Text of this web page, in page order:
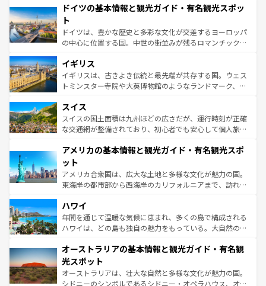
せる。地方によって風土や気候が異なるスペインはその個
ンテンツ一覧 を参照してほしい。
で、幅広い魅力が詰まっている。華麗な宮殿、歴史的な大
聖堂、美しいビーチ、そして豊かな自然が、訪れる者を心
から魅了する。また、フランスは美食の国としても知ら
れ、フランス料理はユネスコ無形文化遺産にも登録されて
香り高いラベンダー畑など、多彩な楽しみ方が可能だ。さ
らに、パリ以外の地域にも魅力が溢れており、どの街角に
も豊かな歴史と文化が息づいている。パリ以外の個性あふ
を参照してほしい。
ドイツの基本情報と観光ガイド・有名観光スポッ
ト
ドイツは、豊かな歴史と多彩な文化が交差するヨーロッパ
の中心に位置する国。中世の街並みが残るロマンチック街
顔を持つこの国は、どこを歩いても飽きることがない。ベ
ルリンの文化的活気、バイエルン州のアルプスの絶景、そ
してライン川沿いのワイン畑といった風景は必見。ビール
は、お酒好きな人にはぜひ体験してほしい。 なお、新着の
ドイツ情報はコンテンツ一覧を参照してほしい。
イギリス
イギリスは、古きよき伝統と最先端が共存する国。ウェス
トミンスター寺院や大英博物館のようなランドマーク、歴
リアごとに異なる魅力がある。また、優雅なアフタヌーン
ティー、ビール好きにはたまらない英国パブ、サッカー観
戦など、本場だからこそできる体験も豊富。イギリスを旅
ンツ一覧を参照してほしい。
スイス
スイスの国土面積は九州ほどの広さだが、運行時刻が正確
な交通網が整備されており、初心者でも安心して個人旅行
の建物がそのまま残る町や、スイスならではのユニークな
博物館もあり、アルプス観光だけでなく町歩きも満喫する
ことができる。国民の所得が高いため物価も高いが、旅行
者向けの交通パス提供のサービスもあり、うまく活用すれ
着のスイス情報は
アメリカの基本情報と観光ガイド・有名観光スポ
ット
アメリカ合衆国は、広大な土地と多様な文化が魅力の国。
東海岸の都市部から西海岸のカリフォルニアまで、訪れる
のような巨大都市は、観光、ショッピング、エンターテイ
ンメントが詰まった刺激的なスポットだ。一方、アメリカ
西部には大自然が広がり、グランドキャニオンやイエロー
部のニューオーリンズでは、音楽と美食が融合した独特の
文化が魅力。旅行者はアメリカの各地域で異なる魅力を楽
しみながら、その多様性と豊かな歴史を感じることができ
るだろう。車でのロードトリップや列車の旅も、アメリカ
ハワイ
年間を通じて温暖な気候に恵まれ、多くの島で構成される
ハワイは、どの島も独自の魅力をもっている。大自然の神
ワイ島は見逃せない。また、定番の観光地といえばオアフ
島だが、静かな自然を求めるならマウイ島やカウアイ島が
おすすめ。エメラルドグリーンに輝く海をはじめ、豊かな
文化や歴史が息づいている。「アロハスピリット」と呼ば
オーストラリアの基本情報と観光ガイド・有名観
光スポット
オーストラリアは、壮大な自然と多様な文化が魅力の国。
シドニーのシンボルであるシドニー・オペラハウス、オー